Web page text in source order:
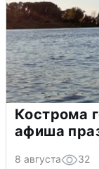
Кострома
афиша
8 августа 32